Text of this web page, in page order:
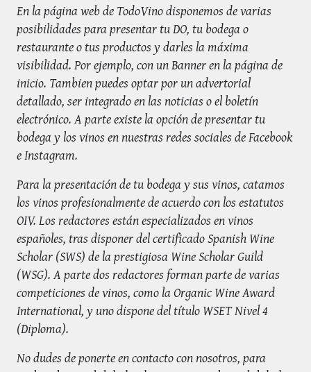
En la página web de TodoVino disponemos de varias
posibilidades para presentar tu DO, tu bodega o
restaurante o tus productos y darles la máxima
visibilidad. Por ejemplo, con un Banner en la página de
inicio. Tambien puedes optar por un advertorial
detallado, ser integrado en las noticias o el boletín
electrónico. A parte existe la opción de presentar tu
bodega y los vinos en nuestras redes sociales de Facebook
e Instagram.
Para la presentación de tu bodega y sus vinos, catamos
los vinos profesionalmente de acuerdo con los estatutos
OIV. Los redactores están especializados en vinos
españoles, tras disponer del certificado Spanish Wine
Scholar (SWS) de la prestigiosa Wine Scholar Guild
(WSG). A parte dos redactores forman parte de varias
competiciones de vinos, como la Organic Wine Award
International, y uno dispone del título WSET Nivel 4
(Diploma).
No dudes de ponerte en contacto con nosotros, para